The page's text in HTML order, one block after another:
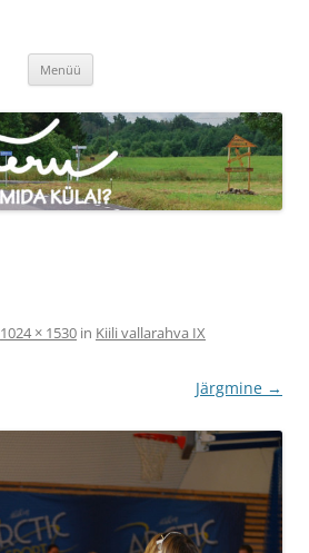
Menüü Liigu
juurde
1024 × 1530 in Kiili vallarahva IX
Järgmine →